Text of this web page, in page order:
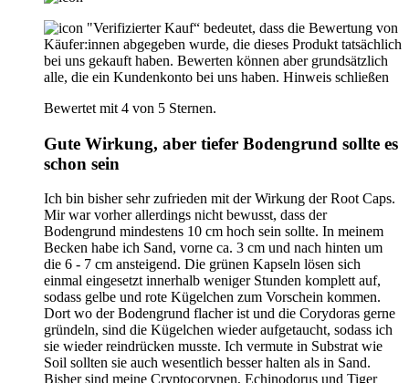
"Verifizierter Kauf“ bedeutet, dass die Bewertung von
Käufer:innen abgegeben wurde, die dieses Produkt tatsächlich
bei uns gekauft haben. Bewerten können aber grundsätzlich
alle, die ein Kundenkonto bei uns haben. Hinweis schließen
Bewertet mit 4 von 5 Sternen.
Gute Wirkung, aber tiefer Bodengrund sollte es
schon sein
Ich bin bisher sehr zufrieden mit der Wirkung der Root Caps.
Mir war vorher allerdings nicht bewusst, dass der
Bodengrund mindestens 10 cm hoch sein sollte. In meinem
Becken habe ich Sand, vorne ca. 3 cm und nach hinten um
die 6 - 7 cm ansteigend. Die grünen Kapseln lösen sich
einmal eingesetzt innerhalb weniger Stunden komplett auf,
sodass gelbe und rote Kügelchen zum Vorschein kommen.
Dort wo der Bodengrund flacher ist und die Corydoras gerne
gründeln, sind die Kügelchen wieder aufgetaucht, sodass ich
sie wieder reindrücken musste. Ich vermute in Substrat wie
Soil sollten sie auch wesentlich besser halten als in Sand.
Bisher sind meine Cryptocorynen, Echinodorus und Tiger